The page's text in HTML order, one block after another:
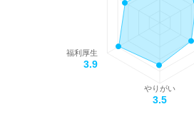
やりがい
3.5
福利厚生
3.9